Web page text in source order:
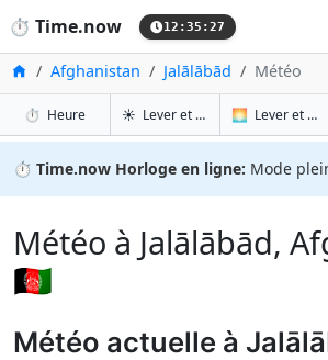
⏱️ Time.now 12:35:28
Accueil
Afghanistan Jalālābād Météo
⏱️ Heureà Jalālābād
☀️ Lever et coucher du soleil à
🌅 Lever et coucher du soleil demain
⏱️ Time.now Horloge en ligne: Mode
Météo à Jalālābād,
🇦🇫
Météo actuelle à